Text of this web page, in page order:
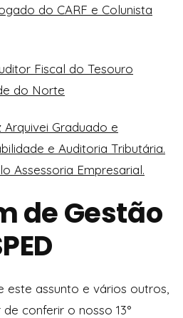
do CARF e Colunista
Fiscal do Tesouro
do Norte
Graduado e
e Auditoria Tributária.
Assessoria Empresarial.
de Gestão
este assunto e vários outros,
conferir o nosso 13°